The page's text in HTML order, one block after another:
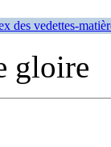
des vedettes-
gloire